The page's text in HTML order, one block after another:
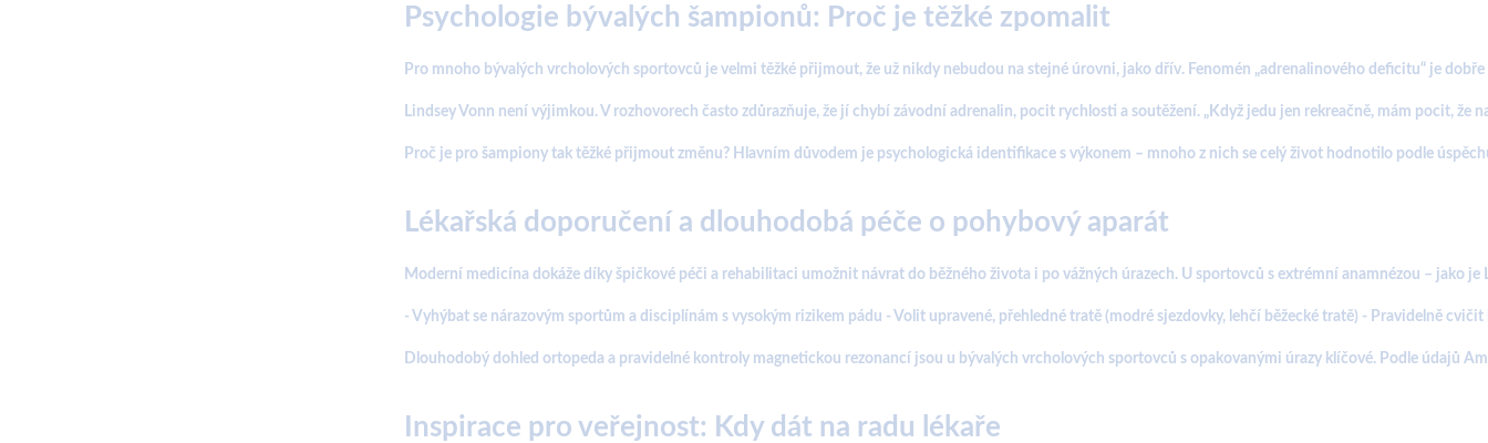
Psychologie bývalých šampionů: Proč je těžké zpomalit
Pro mnoho bývalých vrcholových sportovců je velmi těžké přijmout, že už nikdy nebudou na stejné úrovni, jako dřív. Fenomén „adrenalinového deficitu“ je
Lindsey Vonn není výjimkou. V rozhovorech často zdůrazňuje, že jí chybí závodní adrenalin, pocit rychlosti a soutěžení. „Když jedu jen rekreačně, mám pocit,
Proč je pro šampiony tak těžké přijmout změnu? Hlavním důvodem je psychologická identifikace s výkonem – mnoho z nich se celý život hodnotilo podle
Lékařská doporučení a dlouhodobá péče o pohybový aparát
Moderní medicína dokáže díky špičkové péči a rehabilitaci umožnit návrat do běžného života i po vážných úrazech. U sportovců s extrémní anamnézou – jako
- Vyhýbat se nárazovým sportům a disciplínám s vysokým rizikem pádu - Volit upravené, přehledné tratě (modré sjezdovky, lehčí běžecké tratě) - Pravidelně
Dlouhodobý dohled ortopeda a pravidelné kontroly magnetickou rezonancí jsou u bývalých vrcholových sportovců s opakovanými úrazy klíčové. Podle údajů
Inspirace pro veřejnost: Kdy dát na radu lékaře